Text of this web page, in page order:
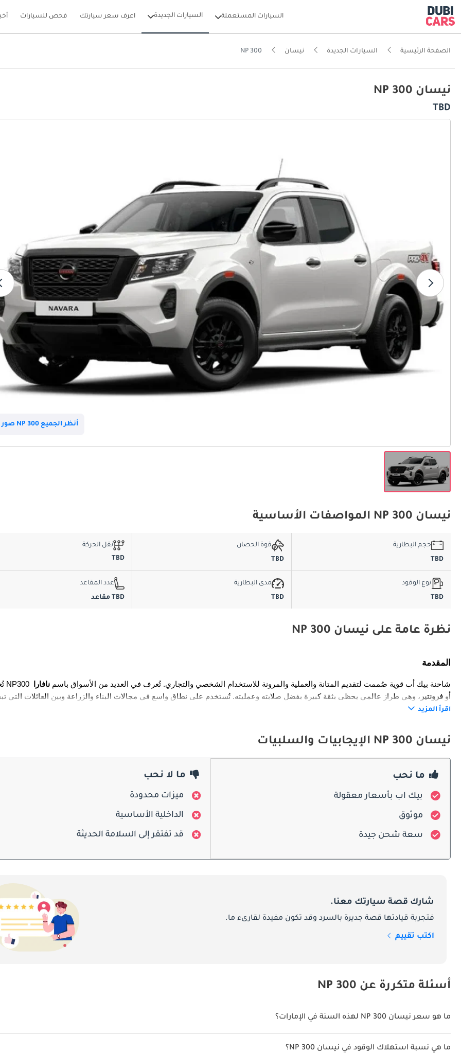
السيارات المستعملة السيارات الجديدة اعرف سعر سيارتك فحص للسيارات
الصفحة الرئيسية السيارات الجديدة نيسان NP 300
نيسان NP 300
TBD
أنظر الجميع NP 300 صور
نيسان NP 300 المواصفات الأساسية
حجم البطارية
TBD
قوة الحصان
TBD
نقل الحركة
TBD
نوع الوقود
TBD
مدى البطارية
TBD
عدد المقاعد
TBD مقاعد
نظرة عامة على نيسان NP 300
المقدمة
تُعد نيسان NP300 شاحنة بيك أب قوية صُممت لتقديم المتانة والعملية والمرونة للاستخدام الشخصي والتجاري. تُعرف في العديد من الأسواق باسم نافارا
أو فرونتير
مركبة موثوقة للعمل والرحلات. وقد منحتها سمعتها في الاعتمادية مكانة رائدة بين شاحنات نيسان.
الداخل
خيارات المحركات
والقيادة على الطرق الوعرة.
اقرأ المزيد
نيسان NP 300 الإيجابيات والسلبيات
ما نحب
بيك اب بأسعار معقولة
موثوق
سعة شحن جيدة
ما لا نحب
ميزات محدودة
الداخلية الأساسية
قد تفتقر إلى السلامة الحديثة
شارك قصة سيارتك معنا.
فتجربة قيادتها قصة جديرة بالسرد وقد تكون مفيدة لقارىء ما.
اكتب تقييم
أسئلة متكررة عن NP 300
ما هو سعر نيسان NP 300 لهذه السنة في الإمارات؟
نيسان NP 300 لهذه السنة في الإمارات هو TBD.
ما هي نسبة استهلاك الوقود في نيسان NP 300؟